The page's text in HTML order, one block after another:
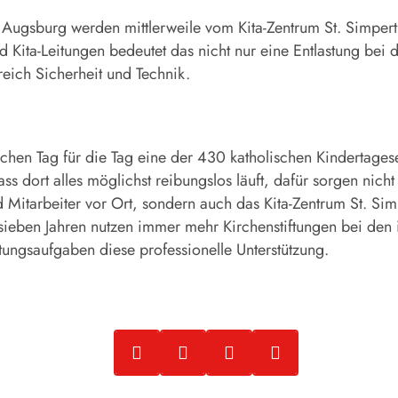
werden mittlerweile vom Kita-Zentrum St.
Kita-Leitungen bedeutet das nicht nur eine Entlastung bei
Sicherheit und Technik.
Tag für die Tag eine der 430 katholischen
dort alles möglichst reibungslos läuft, dafür sorgen
vor Ort, sondern auch das Kita-Zentrum St.
Jahren nutzen immer mehr Kirchenstiftungen bei
diese professionelle Unterstützung.